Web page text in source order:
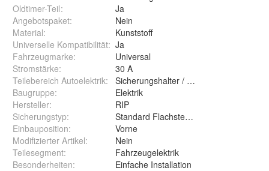
Oldtimer-Teil:
Ja
Angebotspaket:
Nein
Material:
Kunststoff
Universelle Kompatibilität: Ja
Fahrzeugmarke:
Universal
Stromstärke:
30 A
Teilebereich Autoelektrik:
Sicherungshalter / Stromverteiler
Baugruppe:
Elektrik
Hersteller:
RIP
Sicherungstyp:
Standard Flachstecksicherung
Einbauposition:
Vorne
Modifizierter Artikel:
Nein
Teilesegment:
Fahrzeugelektrik
Besonderheiten: Einfache Installation